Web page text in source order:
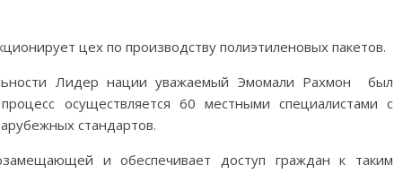
цех по производству полиэтиленовых пакетов.
Лидер нации уважаемый Эмомали Рахмон был
осуществляется 60 местными специалистами с
стандартов.
и обеспечивает доступ граждан к таким